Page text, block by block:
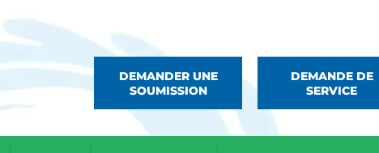
DEMANDER UNE
SOUMISSION
DEMANDE DE
SERVICE